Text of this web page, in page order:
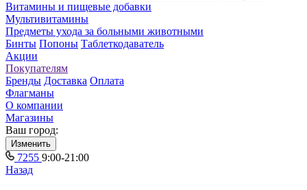
Витамины и пищевые добавки
Мультивитамины
Предметы ухода за больными животными
Бинты Попоны Таблеткодаватель
Акции
Покупателям
Бренды Доставка Оплата
Флагманы
О компании
Магазины
Ваш город:
Изменить
7255 9:00-21:00
Назад